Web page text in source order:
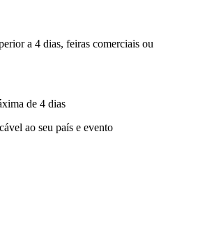
a 4 dias, feiras comerciais ou
de 4 dias
ao seu país e evento